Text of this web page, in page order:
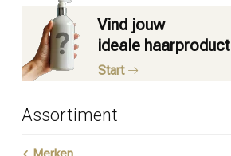
Vind jouw
ideale haarproduct
Start
Assortiment